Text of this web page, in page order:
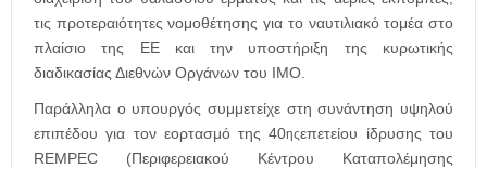
τις προτεραιότητες νομοθέτησης για το ναυτιλιακό τομέα στο
πλαίσιο της ΕΕ και την υποστήριξη της κυρωτικής
διαδικασίας Διεθνών Οργάνων του ΙΜΟ.
Παράλληλα ο υπουργός συμμετείχε στη συνάντηση υψηλού
επιπέδου για τον εορτασμό της 40ηςεπετείου ίδρυσης του
REMPEC (Περιφερειακού Κέντρου Καταπολέμησης